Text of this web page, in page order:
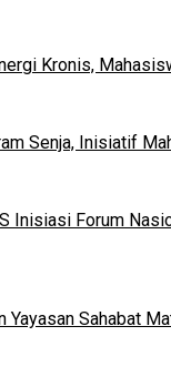
Kronis,
Senja, Inisiatif
Inisiasi Forum
Yayasan Sahabat